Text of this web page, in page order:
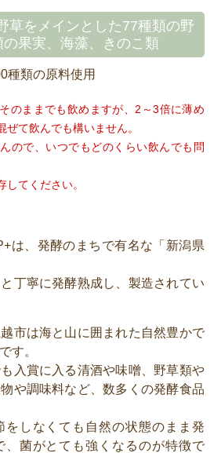
草をメインとした77種類の野
果実、海藻、きのこ類
のままでも飲めますが、2～3倍に薄め
て飲んでも構いません。
ので、いつでもどのくらい飲んでも問
てください。
は、発酵のまちで有名な「新潟県
丁寧に発酵熟成し、製造されてい
市は海と山に囲まれた自然豊かで
す。
入賞に入る清酒や味噌、野草類や
や調味料など、数多くの発酵食品
をしなくても自然の状態のまま発
、菌がとても強くなるのが特徴で